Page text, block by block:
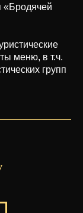
«Бродячей
меню, в т.ч.
групп